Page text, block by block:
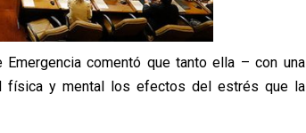
comentó que tanto ella – con una
física y mental los efectos del estrés que la